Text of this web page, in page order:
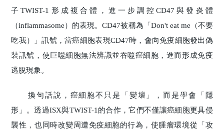
子TWIST-1形成複合體，進一步調控CD47與發炎體
（inflammasome）的表現。CD47被稱為「Don't eat me（不要
吃我）」訊號，當癌細胞表現CD47時，會向免疫細胞發出偽
裝訊號，使巨噬細胞無法辨識並吞噬癌細胞，進而形成免疫
逃脫現象。
換句話說，癌細胞不只是「變壞」，而是學會「隱
形」。透過ISX與TWIST-1的合作，它們不僅讓癌細胞更具侵
襲性，也同時改變周遭免疫細胞的行為，使腫瘤環境從「攻